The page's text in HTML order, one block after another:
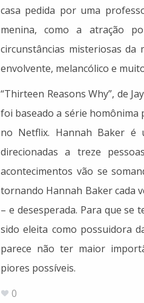
casa pedida por uma
menina, como a atração
circunstâncias misteriosas
envolvente, melancólico e
“Thirteen Reasons Why”, de
foi baseado a série homônima
no Netflix. Hannah Baker é
direcionadas a treze
acontecimentos vão se
tornando Hannah Baker cada
– e desesperada. Para que se
sido eleita como possuidora
parece não ter maior
piores possíveis.
0